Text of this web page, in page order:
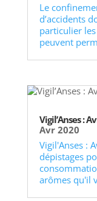
Le
d’accidents
particulier
peuvent
Vigil’Anses :
Avr 2020
Vigil'Anses :
dépistages
arômes qu'il